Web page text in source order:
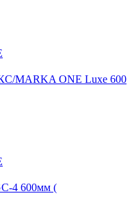
MARKA ONE Luxe 600
4 600мм (